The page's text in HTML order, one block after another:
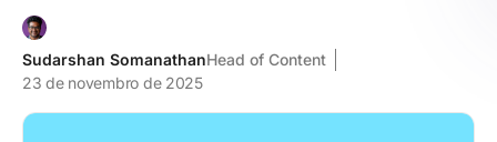
Sudarshan SomanathanHead of Content
23 de novembro de 2025